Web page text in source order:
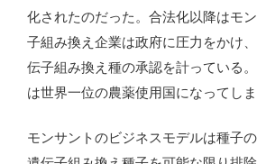
化されたのだった。合法化以降はモ
子組み換え企業は政府に圧力をかけ
伝子組み換え種の承認を計っている
は世界一位の農薬使用国になってしま
モンサントのビジネスモデルは種子